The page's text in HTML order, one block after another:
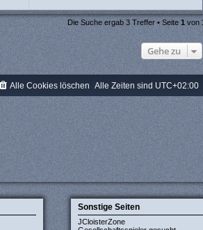
Die Suche ergab 3 Treffer • Seite1 von1
Gehe zu
Alle Zeiten sind UTC+02:00
Alle Cookies löschen
Sonstige Seiten
JCloisterZone